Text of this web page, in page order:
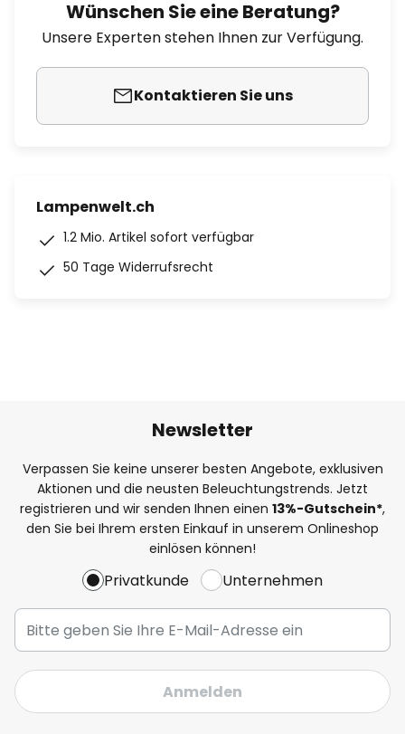
Wünschen Sie eine Beratung?
Unsere Experten stehen Ihnen zur Verfügung.
Kontaktieren Sie uns
Lampenwelt.ch
1.2 Mio. Artikel sofort verfügbar
50 Tage Widerrufsrecht
Newsletter
Verpassen Sie keine unserer besten Angebote, exklusiven
Aktionen und die neusten Beleuchtungstrends. Jetzt
registrieren und wir senden Ihnen einen 13%-Gutschein*,
den Sie bei Ihrem ersten Einkauf in unserem Onlineshop
einlösen können!
Privatkunde Unternehmen
Anmelden